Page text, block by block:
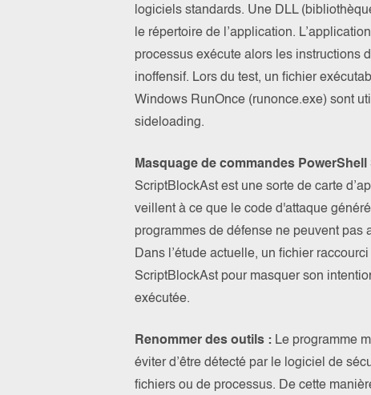
logiciels standards. Une DLL
le répertoire de l’application.
processus exécute alors les instructions
inoffensif. Lors du test, un fichier
Windows RunOnce (runonce.exe) sont
sideloading.
Masquage de commandes
ScriptBlockAst est une sorte de carte
veillent à ce que le code d'attaque
programmes de défense ne peuvent pas
Dans l’étude actuelle, un fichier
ScriptBlockAst pour masquer son
exécutée.
Renommer des outils : Le programme
éviter d’être détecté par le logiciel de
fichiers ou de processus. De cette